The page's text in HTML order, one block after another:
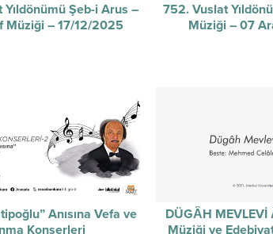
Şeb-i Arus –
Müziği – 17/12/2025
752. Vuslat
Müziği – 07
Anısına Vefa ve
Konserleri
DÜGÂH MEVLEVİ
Müziği ve